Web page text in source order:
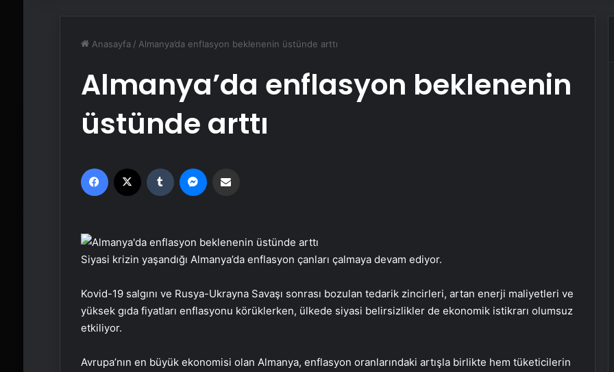
Anasayfa / Almanya’da enflasyon beklenenin üstünde arttı
Almanya’da enflasyon beklenenin
üstünde arttı
Facebook Tumblr
Siyasi krizin yaşandığı Almanya’da enflasyon çanları çalmaya devam ediyor.
Kovid-19 salgını ve Rusya-Ukrayna Savaşı sonrası bozulan tedarik zincirleri, artan enerji maliyetleri ve
yüksek gıda fiyatları enflasyonu körüklerken, ülkede siyasi belirsizlikler de ekonomik istikrarı olumsuz
etkiliyor.
Avrupa’nın en büyük ekonomisi olan Almanya, enflasyon oranlarındaki artışla birlikte hem tüketicilerin